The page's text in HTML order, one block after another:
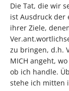
Die Tat, die wir
ist Ausdruck der
ihrer Ziele,
zu bringen, d.h.
MICH angeht,
ob ich handle.
stehe ich mitten